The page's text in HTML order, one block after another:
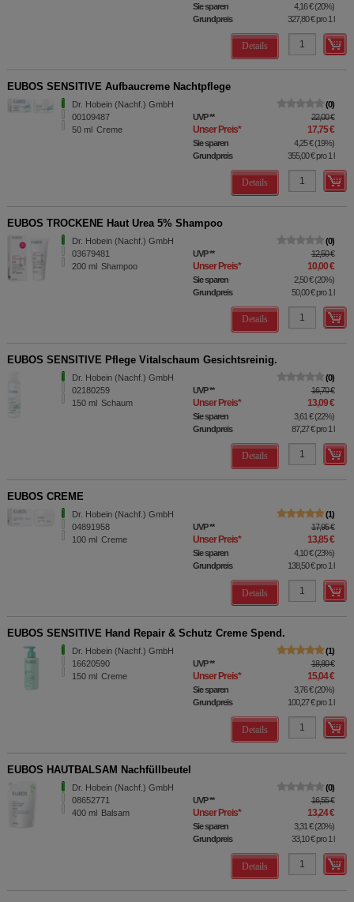
Sie sparen 4,16 €(20%)
Grundpreis
327,80 €pro 1 l
Details
EUBOS SENSITIVE Aufbaucreme Nachtpflege
Dr. Hobein (Nachf.) GmbH
00109487
50 ml Creme
0
UVP** 22,00 €
Unser Preis* 17,75 €
Sie sparen 4,25 €(19%)
Grundpreis
355,00 €pro 1 l
Details
EUBOS TROCKENE Haut Urea 5% Shampoo
Dr. Hobein (Nachf.) GmbH
03679481
200 ml Shampoo
0
UVP** 12,50 €
Unser Preis* 10,00 €
Sie sparen 2,50 €(20%)
Grundpreis
50,00 €pro 1 l
Details
EUBOS SENSITIVE Pflege Vitalschaum Gesichtsreinig.
Dr. Hobein (Nachf.) GmbH
02180259
150 ml Schaum
0
UVP** 16,70 €
Unser Preis* 13,09 €
Sie sparen 3,61 €(22%)
Grundpreis
87,27 €pro 1 l
Details
EUBOS CREME
Dr. Hobein (Nachf.) GmbH
04891958
100 ml Creme
1
UVP** 17,95 €
Unser Preis* 13,85 €
Sie sparen 4,10 €(23%)
Grundpreis
138,50 €pro 1 l
Details
EUBOS SENSITIVE Hand Repair & Schutz Creme Spend.
Dr. Hobein (Nachf.) GmbH
16620590
150 ml Creme
1
UVP** 18,80 €
Unser Preis* 15,04 €
Sie sparen 3,76 €(20%)
Grundpreis
100,27 €pro 1 l
Details
EUBOS HAUTBALSAM Nachfüllbeutel
Dr. Hobein (Nachf.) GmbH
08652771
400 ml Balsam
0
UVP** 16,55 €
Unser Preis* 13,24 €
Sie sparen 3,31 €(20%)
Grundpreis
33,10 €pro 1 l
Details